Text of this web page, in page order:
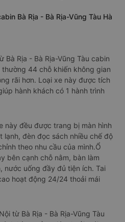
Bà Rịa - Bà Rịa-Vũng Tàu Hà
Bà Rịa - Bà Rịa-Vũng Tàu cabin
44 chỗ khiến không gian
rãi hơn. Loại xe này được tích
hành khách có 1 hành trình
này đều được trang bị màn hình
lạnh, đèn đọc sách nhiều chế độ
theo nhu cầu của mình.Ổ
bên cạnh chỗ nằm, bàn làm
nước uống đầy đủ tiện ích. Tai
hoạt động 24/24 thoải mái
từ Bà Rịa - Bà Rịa-Vũng Tàu